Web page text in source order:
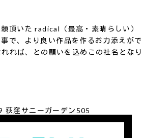
頂いた radical（最高・素晴らしい）
で、より良い作品を作るお力添えがで
れば、との願いを込めこの社名となり
荻窪サニーガーデン505